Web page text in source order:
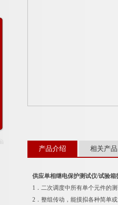
产品介绍 相关产品
供应单相继电保护测试仪/试验箱
1．二次调度中所有单个元件的
2．整组传动，能摸拟各种简单